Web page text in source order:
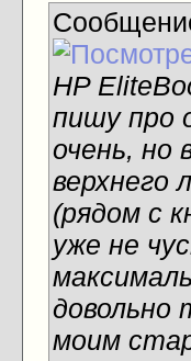
HP
пишу про
очень, но
верхнего
(рядом с
уже не
довольно
моим